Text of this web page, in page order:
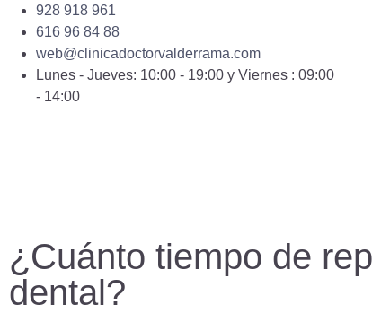
928 918 961
616 96 84 88
web@clinicadoctorvalderrama.com
Lunes - Jueves: 10:00 - 19:00 y Viernes : 09:00
- 14:00
¿Cuánto tiempo de
dental?